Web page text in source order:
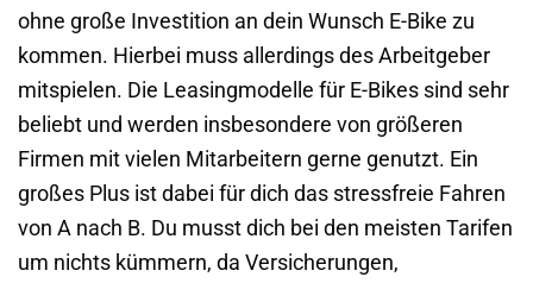
ohne große Investition an dein Wunsch E-Bike zu
kommen. Hierbei muss allerdings des Arbeitgeber
mitspielen. Die Leasingmodelle für E-Bikes sind sehr
beliebt und werden insbesondere von größeren
Firmen mit vielen Mitarbeitern gerne genutzt. Ein
großes Plus ist dabei für dich das stressfreie Fahren
von A nach B. Du musst dich bei den meisten Tarifen
um nichts kümmern, da Versicherungen,